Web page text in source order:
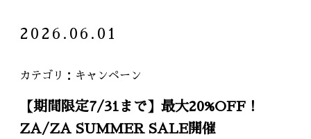
SHOPLIST
店舗一覧
2026.06.01
カテゴリ キャンペーン
【期間限定7/31まで】最大20%OFF！
ZA/ZA SUMMER SALE開催